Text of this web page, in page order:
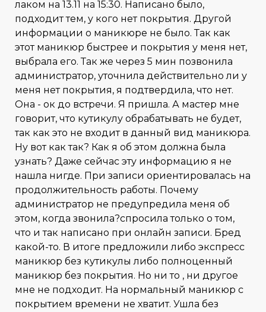
лаком на 13.11 на 15:30. Написано было,
подходит тем, у кого нет покрытия. Другой
информации о маникюре не было. Так как
этот маникюр быстрее и покрытия у меня нет,
выбрала его. Так же через 5 мин позвонила
администратор, уточнила действительно ли у
меня нет покрытия, я подтвердила, что нет.
Она - ок до встречи. Я пришла. А мастер мне
говорит, что кутикулу обрабатывать не будет,
так как это не входит в данный вид маникюра.
Ну вот как так? Как я об этом должна была
узнать? Даже сейчас эту информацию я не
нашла нигде. При записи ориентировалась на
продолжительность работы. Почему
администратор не предупредила меня об
этом, когда звонила?спросила только о том,
что и так написано при онлайн записи. Бред
какой-то. В итоге предложили либо экспресс
маникюр без кутикулы либо полноценный
маникюр без покрытия. Но ни то , ни другое
мне не подходит. На нормальный маникюр с
покрытием времени не хватит. Ушла без